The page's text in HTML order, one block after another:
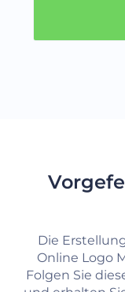
Die
Online Logo
Folgen Sie